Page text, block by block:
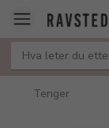
Tenger